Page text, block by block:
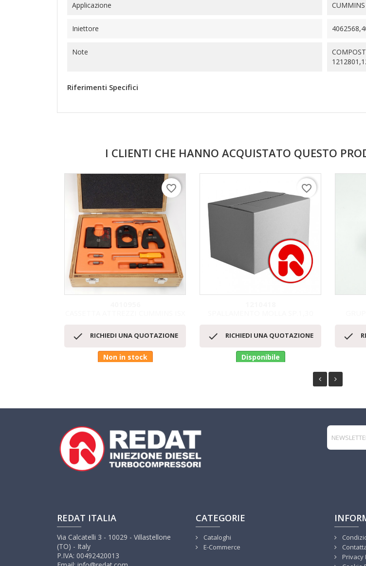
Applicazione CUMMINS
Iniettore
Note
Riferimenti Specifici
I CLIENTI CHE HANNO ACQUISTATO QUESTO
Anteprima
 RICHIEDI UNA QUOTAZIONE
Non in stock
favorite_border
Anteprima
 RICHIEDI UNA QUOTAZIONE
Disponibile
favorite_border

REDAT ITALIA
Via Calcatelli 3 - 10029 - Villastellone
(TO) - Italy
P.IVA: 00492420013
CATEGORIE
Cataloghi
E-Commerce
Privacy